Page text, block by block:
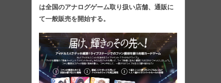
は全国のアナログゲーム取り扱い店舗、通販に
て一般販売を開始する。